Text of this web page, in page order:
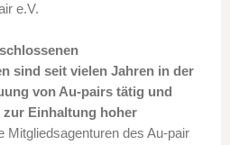
e.V.
sind seit vielen Jahren in der
von Au-pairs tätig und
Einhaltung hoher
Mitgliedsagenturen des Au-pair